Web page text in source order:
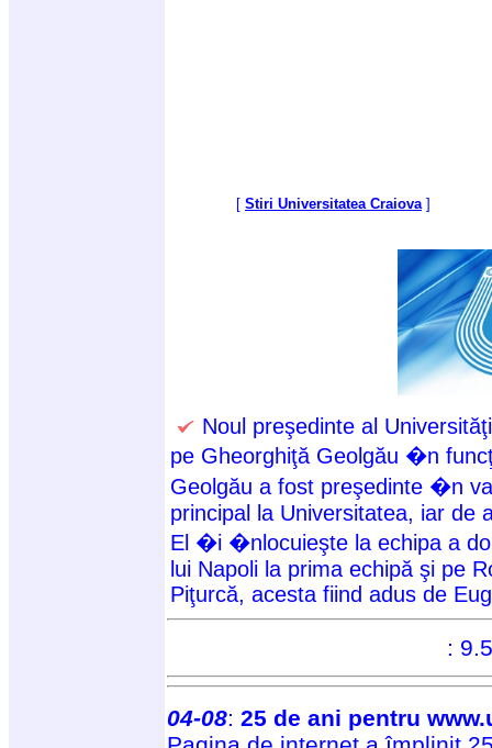
[ Stiri Universitatea Craiova ]
Noul preşedinte al
pe Gheorghiţă Geolgău �n
Geolgău a fost preşedinte �n
principal la Universitatea, iar de
El �i �nlocuieşte la echipa a
lui Napoli la prima echipă şi pe
Piţurcă, acesta fiind adus de
:
04-08: 25 de ani pentru